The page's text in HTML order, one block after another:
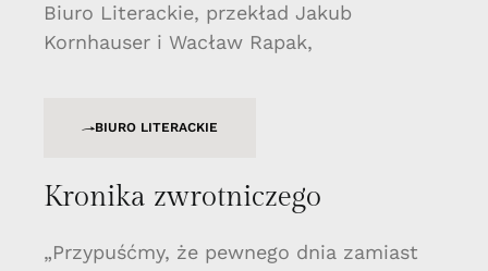
Biuro Literackie, przekład Jakub
Kornhauser i Wacław Rapak,
BIURO LITERACKIE
Kronika zwrotniczego
„Przypuśćmy, że pewnego dnia zamiast